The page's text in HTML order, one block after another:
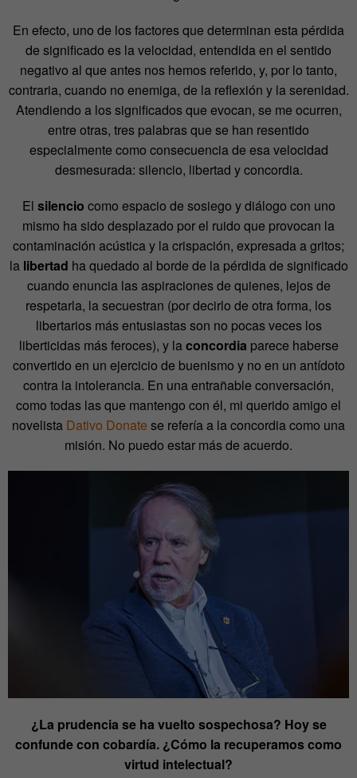
En efecto, uno de los factores que determinan esta pérdida
de significado es la velocidad, entendida en el sentido
negativo al que antes nos hemos referido, y, por lo tanto,
contraria, cuando no enemiga, de la reflexión y la serenidad.
Atendiendo a los significados que evocan, se me ocurren,
entre otras, tres palabras que se han resentido
especialmente como consecuencia de esa velocidad
desmesurada: silencio, libertad y concordia.
El silencio como espacio de sosiego y diálogo con uno
mismo ha sido desplazado por el ruido que provocan la
contaminación acústica y la crispación, expresada a gritos;
la libertad ha quedado al borde de la pérdida de significado
cuando enuncia las aspiraciones de quienes, lejos de
respetarla, la secuestran (por decirlo de otra forma, los
libertarios más entusiastas son no pocas veces los
liberticidas más feroces), y laconcordia parece haberse
convertido en un ejercicio de buenismo y no en un antídoto
contra la intolerancia. En una entrañable conversación,
como todas las que mantengo con él, mi querido amigo el
novelista Dativo Donate se refería a la concordia como una
misión. No puedo estar más de acuerdo.
¿La prudencia se ha vuelto sospechosa? Hoy se
confunde con cobardía. ¿Cómo la recuperamos como
virtud intelectual?